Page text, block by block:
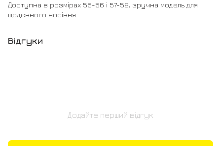
Доступна в розмірах 55-56 і 57-58, зручна модель для
щоденного носіння.
Відгуки
Додайте перший відгук